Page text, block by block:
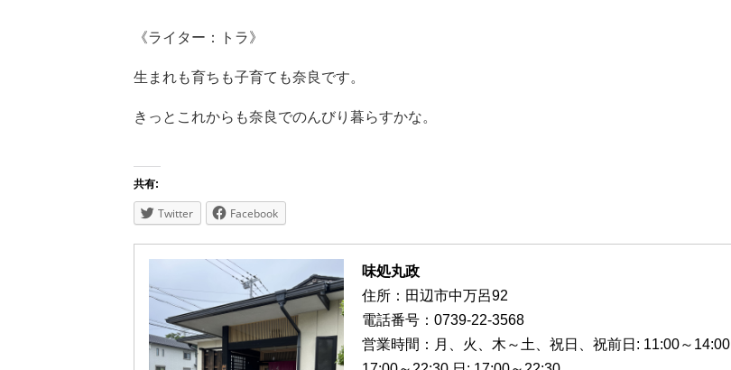
《ライター：トラ》
生まれも育ちも子育ても奈良です。
きっとこれからも奈良でのんびり暮らすかな。
共有:
Twitter Facebook
味処丸政
住所：田辺市中万呂92
電話番号：0739-22-3568
営業時間：月、火、木～土、祝日、祝前日: 11:00～14:00